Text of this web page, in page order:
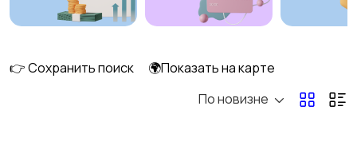
👉 Сохранить поиск
🌍Показать на карте
По новизне